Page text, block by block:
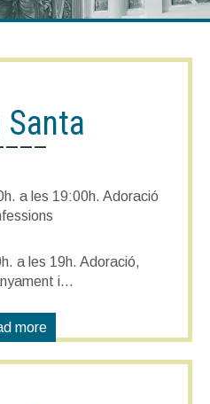
Santa
a les 19:00h. Adoració
a les 19h. Adoració,
i…
more